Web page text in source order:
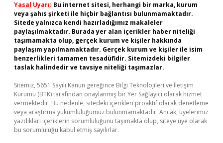
Yasal Uyarı: Bu internet sitesi, herhangi bir marka, kurum
veya şahıs şirketi ile hiçbir bağlantısı bulunmamaktadır.
Sitede yalnızca kendi hazırladığımız makaleler
paylaşılmaktadır. Burada yer alan içerikler haber niteliği
taşımamakta olup, gerçek kurum ve kişiler hakkında
paylaşım yapılmamaktadır. Gerçek kurum ve kişiler ile isim
benzerlikleri tamamen tesadüfidir. Sitemizdeki bilgiler
taslak halindedir ve tavsiye niteliği taşımazlar.
Sitemiz, 5651 Sayılı Kanun gereğince Bilgi Teknolojileri ve İletişim
Kurumu (BTK) tarafından onaylanmış bir Yer Sağlayıcı olarak hizmet
vermektedir. Bu nedenle, sitedeki içerikleri proaktif olarak denetleme
veya araştırma yükümlülüğümüz bulunmamaktadır. Ancak, üyelerimiz
yazdıkları içeriklerin sorumluluğunu taşımakta olup, siteye üye olarak
bu sorumluluğu kabul etmiş sayılırlar.